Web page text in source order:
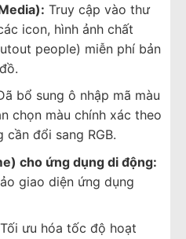
Truy cập vào thư
icon, hình ảnh chất
people) miễn phí bản
bổ sung ô nhập mã màu
chọn màu chính xác theo
đổi sang RGB.
cho ứng dụng di động:
giao diện ứng dụng
Tối ưu hóa tốc độ hoạt